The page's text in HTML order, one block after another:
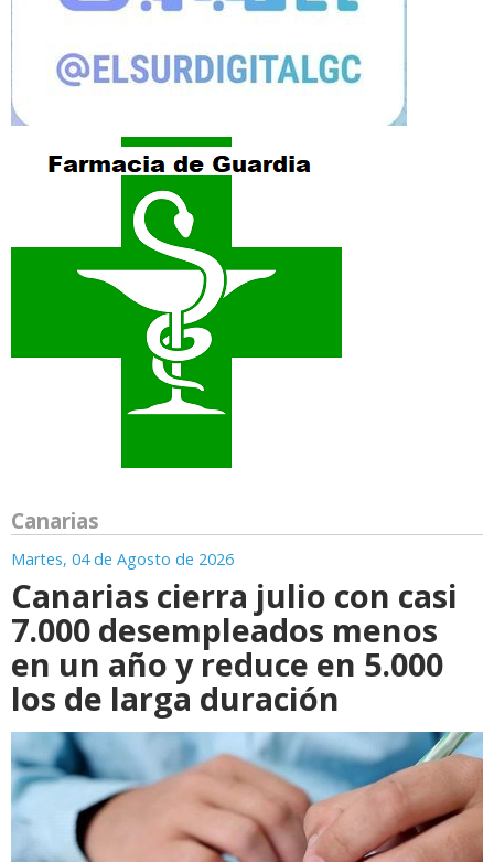
Canarias
Martes, 04 de Agosto de 2026
Canarias cierra julio con casi
7.000 desempleados menos
en un año y reduce en 5.000
los de larga duración